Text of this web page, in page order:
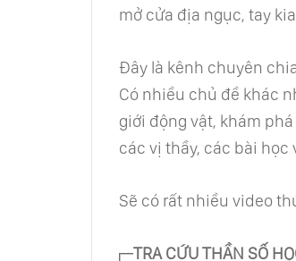
mở cửa địa ngục, tay
Đây là kênh chuyên
Có nhiều chủ đề khác
giới động vật, khám
các vị thầy, các bài học
Sẽ có rất nhiều video
TRA CỨU THẦN SỐ